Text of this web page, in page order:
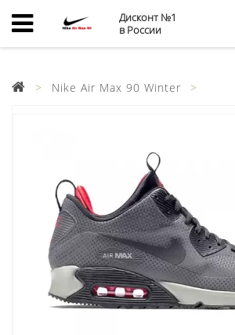
Дисконт №1
в России
Nike Air Max 90 Winter